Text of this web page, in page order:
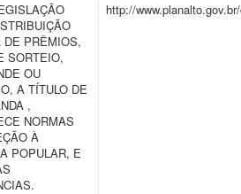
DE PRÊMIOS,
SORTEIO,
OU
A TÍTULO DE
,
NORMAS
À
POPULAR, E
http://